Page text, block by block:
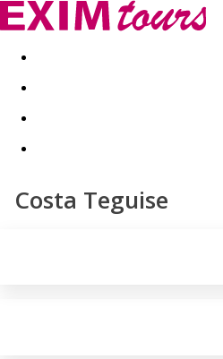
Akční nabídky Last minute
Costa Teguise